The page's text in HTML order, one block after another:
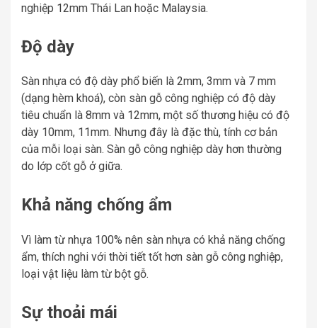
nghiệp 12mm Thái Lan hoặc Malaysia.
Độ dày
Sàn nhựa có độ dày phổ biến là 2mm, 3mm và 7 mm
(dạng hèm khoá), còn sàn gỗ công nghiệp có độ dày
tiêu chuẩn là 8mm và 12mm, một số thương hiệu có độ
dày 10mm, 11mm. Nhưng đây là đặc thù, tính cơ bản
của mỗi loại sàn. Sàn gỗ công nghiệp dày hơn thường
do lớp cốt gỗ ở giữa.
Khả năng chống ẩm
Vì làm từ nhựa 100% nên sàn nhựa có khả năng chống
ẩm, thích nghi với thời tiết tốt hơn sàn gỗ công nghiệp,
loại vật liệu làm từ bột gỗ.
Sự thoải mái